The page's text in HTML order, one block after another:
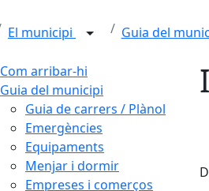
El municipi Guia del
Com arribar-hi
Guia del municipi
Guia de carrers / Plànol
Emergències
Equipaments
Menjar i dormir
Empreses i comerços